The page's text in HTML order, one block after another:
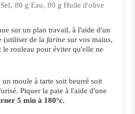
80 g Eau, 80 g Huile d'olive
sur un plan travail, à l'aide d'un
(utiliser de lafarinesur vos mains,
le rouleau pour éviter qu'elle ne
un moule à tarte soit beurré soit
Piquer la pate à l'aide d'une
5 min à 180°c.